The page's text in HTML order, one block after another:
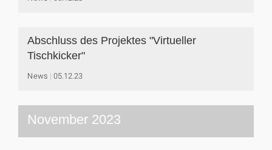
Abschluss des Projektes "Virtueller
Tischkicker"
News 05.12.23
November 2023